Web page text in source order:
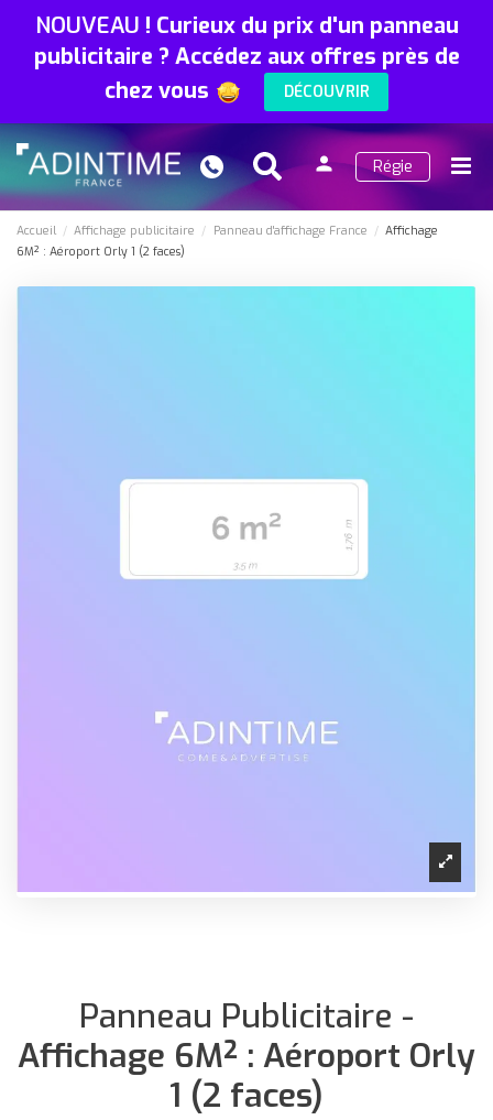
NOUVEAU ! Curieux du prix d'un panneau
publicitaire ? Accédez aux offres près de
chez vous
DÉCOUVRIR
Search
person
Régie
Accueil Affichage publicitaire Panneau d'affichage France
Affichage
6M² : Aéroport Orly 1 (2 faces)
Panneau Publicitaire -
Affichage 6M² : Aéroport Orly
1 (2 faces)